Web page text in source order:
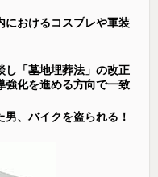
におけるコスプレや軍装
し「墓地埋葬法」の改正
化を進める方向で一致
男、バイクを盗られる！